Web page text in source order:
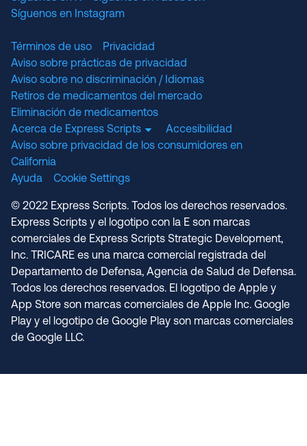
Síguenos en Instagram
Términos de uso
Privacidad
Aviso sobre prácticas de privacidad
Aviso sobre no discriminación / Idiomas
Retiros de medicamentos del mercado
Eliminación de medicamentos
Acerca de Express Scripts
Accesibilidad
Aviso sobre privacidad de los consumidores en
California
Ayuda
Cookie Settings
© 2022 Express Scripts. Todos los derechos reservados.
Express Scripts y el logotipo con la E son marcas
comerciales de Express Scripts Strategic Development,
Inc. TRICARE es una marca comercial registrada del
Departamento de Defensa, Agencia de Salud de Defensa.
Todos los derechos reservados. El logotipo de Apple y
App Store son marcas comerciales de Apple Inc. Google
Play y el logotipo de Google Play son marcas comerciales
de Google LLC.